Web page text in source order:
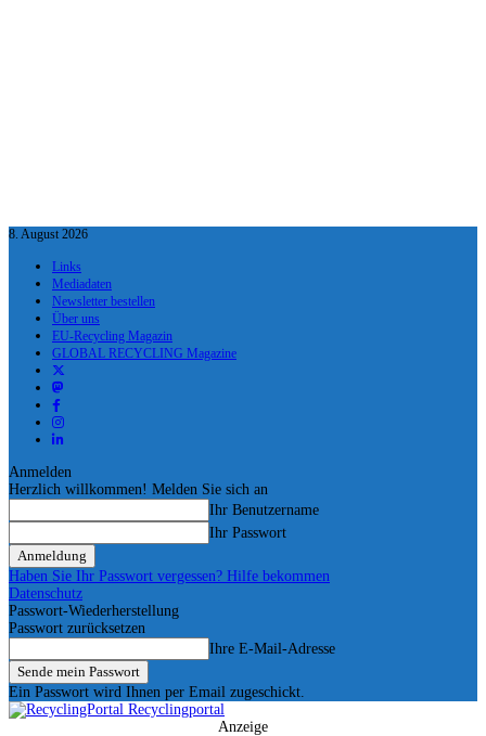
8. August 2026
Links
Mediadaten
Newsletter bestellen
Über uns
EU-Recycling Magazin
GLOBAL RECYCLING Magazine
Anmelden
Herzlich willkommen! Melden Sie sich an
Ihr Benutzername
Ihr Passwort
Haben Sie Ihr Passwort vergessen? Hilfe bekommen
Datenschutz
Passwort-Wiederherstellung
Passwort zurücksetzen
Ihre E-Mail-Adresse
Ein Passwort wird Ihnen per Email zugeschickt.
Recyclingportal
Anzeige